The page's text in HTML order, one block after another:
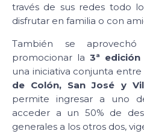
través de sus redes todo
disfrutar en familia o con
También se
promocionar la 3ª
una iniciativa conjunta entre
de Colón, San José y
permite ingresar a uno
acceder a un 50% de
generales a los otros dos,